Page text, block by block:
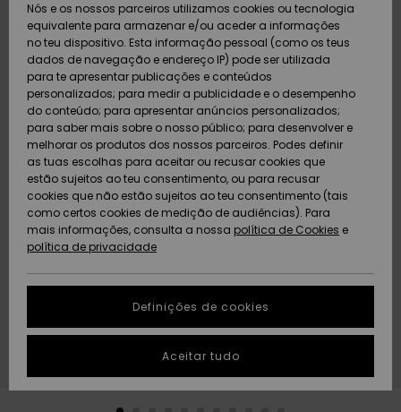
Calçado e
chinelos
Surfe/água
Snow
Artigos
recém-
chegados
Coleções
Calçado e
chinelos
Surfe/água
Neve
Artigos
recém-
chegados
Highlights
Highlights
Snow
SURF
Highlights
Community
SNOW
Criança
Snow Shop
Feminino
Highlights
Community
DUPLA
PROMO
Outlet
Mulher
AJUDA
Pagamento
Cartão
presente
Quiksilver
Freedom
Protecção de
dados
Guia de
tamanhos
conversa para
obteres a
resposta mais
SUSTAINABILITY
PRESENTE
Nós e os nossos parceiros utilizamos cookies ou tecnologia
equivalente para armazenar e/ou aceder a informações
no teu dispositivo. Esta informação pessoal (como os teus
dados de navegação e endereço IP) pode ser utilizada
para te apresentar publicações e conteúdos
personalizados; para medir a publicidade e o desempenho
do conteúdo; para apresentar anúncios personalizados;
para saber mais sobre o nosso público; para desenvolver e
melhorar os produtos dos nossos parceiros. Podes definir
as tuas escolhas para aceitar ou recusar cookies que
estão sujeitos ao teu consentimento, ou para recusar
cookies que não estão sujeitos ao teu consentimento (tais
como certos cookies de medição de audiências). Para
mais informações, consulta a nossa política de Cookies e
política de privacidade
Definições de cookies
Aceitar tudo